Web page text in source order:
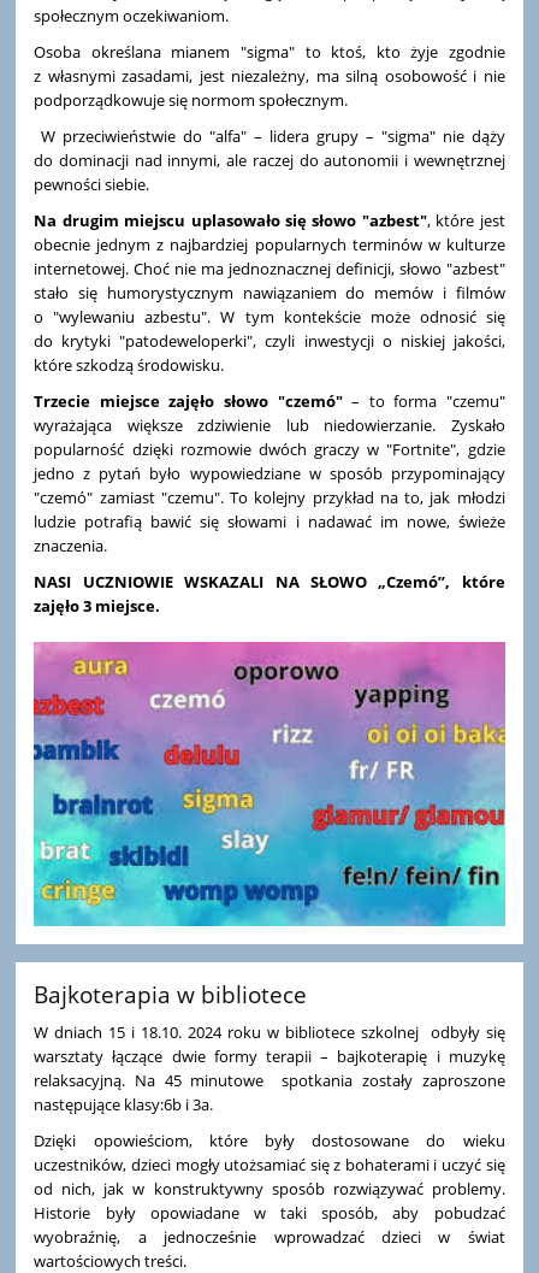
społecznym oczekiwaniom.
Osoba określana mianem "sigma" to ktoś, kto żyje zgodnie
z własnymi zasadami, jest niezależny, ma silną osobowość i nie
podporządkowuje się normom społecznym.
W przeciwieństwie do "alfa" – lidera grupy – "sigma" nie dąży
do dominacji nad innymi, ale raczej do autonomii i wewnętrznej
pewności siebie.
Na drugim miejscu uplasowało się słowo "azbest", które jest
obecnie jednym z najbardziej popularnych terminów w kulturze
internetowej. Choć nie ma jednoznacznej definicji, słowo "azbest"
stało się humorystycznym nawiązaniem do memów i filmów
o "wylewaniu azbestu". W tym kontekście może odnosić się
do krytyki "patodeweloperki", czyli inwestycji o niskiej jakości,
które szkodzą środowisku.
Trzecie miejsce zajęło słowo "czemó"– to forma "czemu"
wyrażająca większe zdziwienie lub niedowierzanie. Zyskało
popularność dzięki rozmowie dwóch graczy w "Fortnite", gdzie
jedno z pytań było wypowiedziane w sposób przypominający
"czemó" zamiast "czemu". To kolejny przykład na to, jak młodzi
ludzie potrafią bawić się słowami i nadawać im nowe, świeże
znaczenia.
NASI UCZNIOWIE WSKAZALI NA SŁOWO „Czemó”, które
zajęło 3 miejsce.
Bajkoterapia w bibliotece
W dniach 15 i 18.10. 2024 roku w bibliotece szkolnej odbyły się
warsztaty łączące dwie formy terapii – bajkoterapię i muzykę
relaksacyjną. Na 45 minutowe spotkania zostały zaproszone
następujące klasy:6b i 3a.
Dzięki opowieściom, które były dostosowane do wieku
uczestników, dzieci mogły utożsamiać się z bohaterami i uczyć się
od nich, jak w konstruktywny sposób rozwiązywać problemy.
Historie były opowiadane w taki sposób, aby pobudzać
wyobraźnię, a jednocześnie wprowadzać dzieci w świat
wartościowych treści.